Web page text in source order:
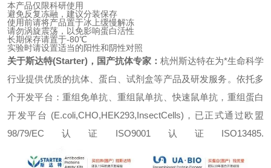
本产品仅限科研使用
避免反复冻融，建议分装保存
使用前请将产品置于冰上缓慢解冻
请勿涡旋震荡，以免影响蛋白活性
长期保存请置于-80℃
实验时请设置适当的阳性和阴性对照
关于斯达特(Starter)，国产抗体专家： 杭州斯达特在为*生命科学
行业提供优质的抗体、蛋白、试剂盒等产品及研发服务。依托多
个开发平台：重组免单抗、重组鼠单抗、快速鼠单抗，重组蛋白
开发平台 (E.coli,CHO,HEK293,InsectCells)，已正式通过欧盟
98/79/EC认证ISO9001认证ISO13485.